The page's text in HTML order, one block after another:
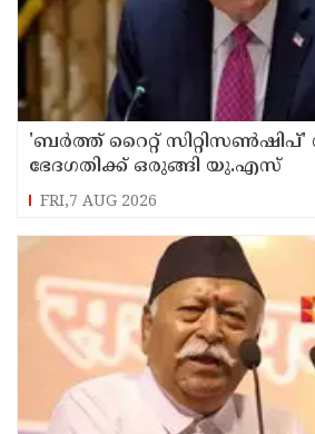
'ബർത്ത് റൈറ്റ് സിറ്റിസൺഷിപ്'
ഭേദഗതിക്ക് ഒരുങ്ങി യു.എസ്
FRI,7 AUG 2026